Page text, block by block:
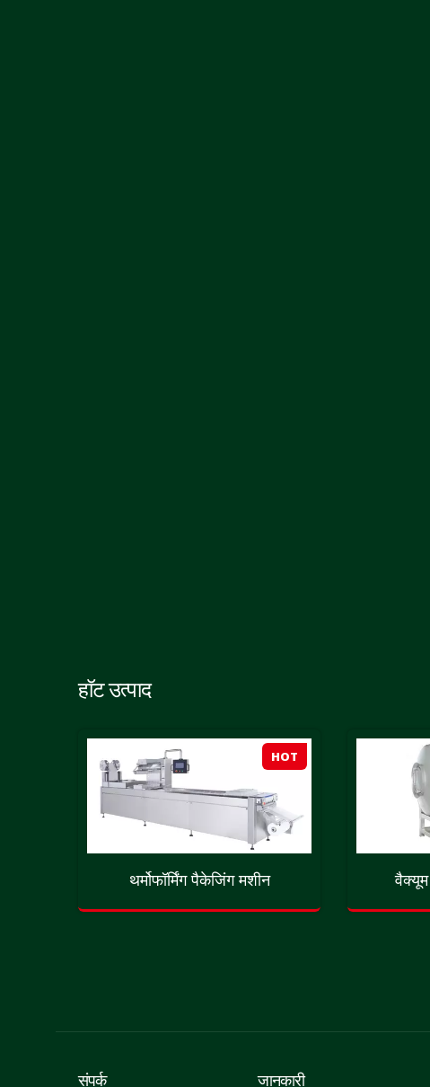
हॉट उत्पाद
HOT
थर्मोफॉर्मिंग पैकेजिंग मशीन
संपर्क जानकारी